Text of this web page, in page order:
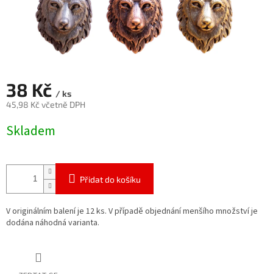
38 Kč / ks
45,98 Kč včetně DPH
cena:
Skladem
Přidat do košíku
V originálním balení je 12 ks. V případě objednání menšího množství je
dodána náhodná varianta.